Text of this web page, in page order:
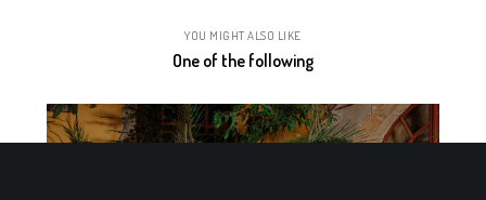
YOU MIGHT ALSO LIKE
One of the following